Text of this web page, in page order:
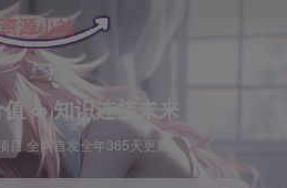
∞ 知识连接未来
目 全网首发全年365天更新